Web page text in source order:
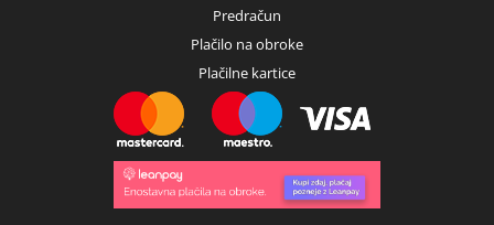
Predračun
Plačilo na obroke
Plačilne kartice